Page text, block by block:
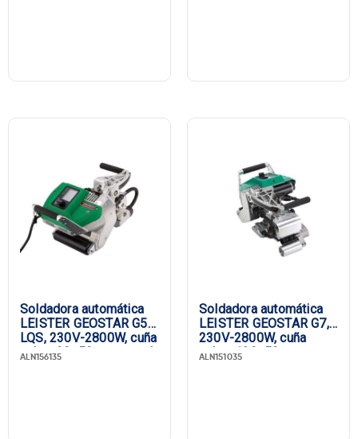
Soldadora automática
LEISTER GEOSTAR G5
LQS, 230V-2800W, cuña
cobre 90×50 mm, canal
ALN156135
Soldadora automática
LEISTER GEOSTAR G7,
230V-2800W, cuña
cobre 130×50 mm,
ALN151035